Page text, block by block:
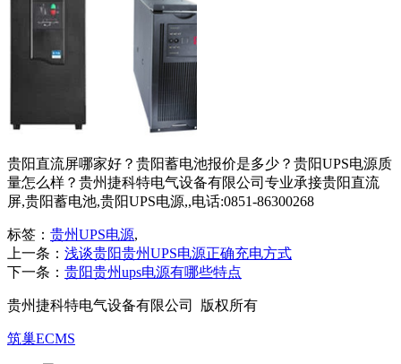
贵阳直流屏哪家好？贵阳蓄电池报价是多少？贵阳UPS电源质
量怎么样？贵州捷科特电气设备有限公司专业承接贵阳直流
屏,贵阳蓄电池,贵阳UPS电源,,电话:0851-86300268
标签： 贵州UPS电源,
上一条： 浅谈贵阳贵州UPS电源正确充电方式
下一条： 贵阳贵州ups电源有哪些特点
贵州捷科特电气设备有限公司 版权所有
筑巢ECMS